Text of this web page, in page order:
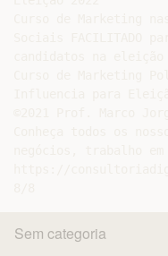
Sem categoria